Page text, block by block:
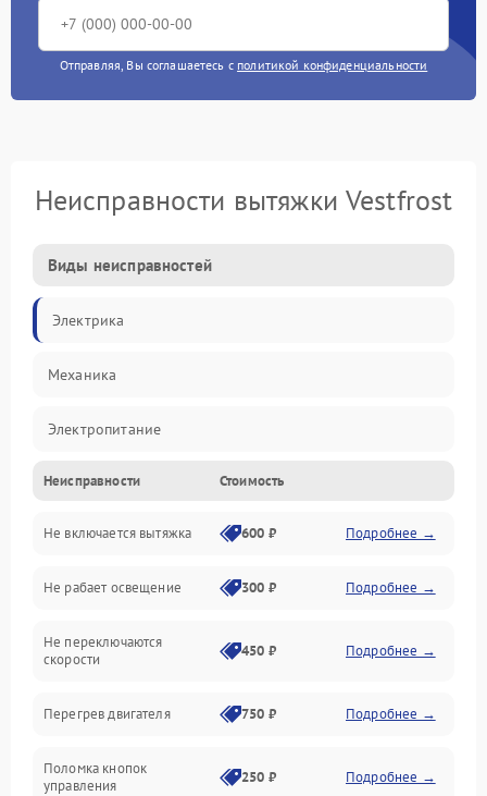
Отправляя, Вы соглашаетесь с политикой конфиденциальности
Неисправности вытяжки Vestfrost
Виды неисправностей
Электрика
Механика
Электропитание
Вентиляция
Освещение
Механические повреждения
Электроника
Неисправности Стоимость
Не включается вытяжка 600 ₽ Подробнее →
Не рабает освещение 300 ₽ Подробнее →
Не переключаются
скорости
450 ₽ Подробнее →
Перегрев двигателя 750 ₽ Подробнее →
Поломка кнопок
управления
250 ₽ Подробнее →